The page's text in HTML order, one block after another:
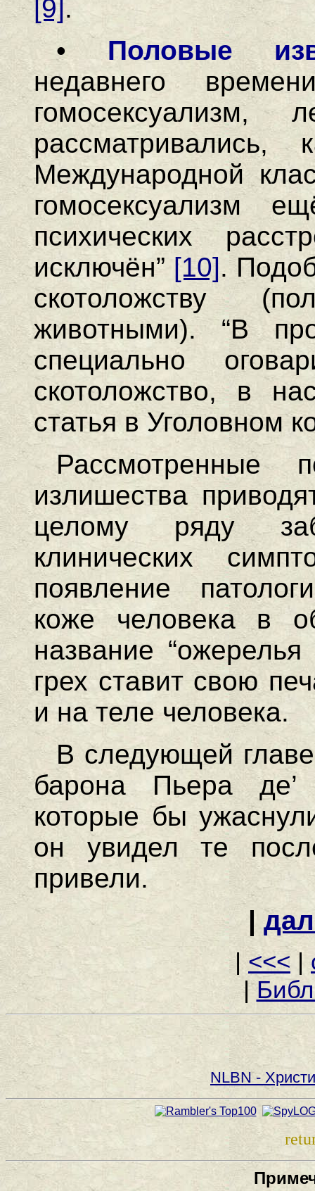
[9] .
• Половые
недавнего
гомосексуализм,
Международной
гомосексуализм
психических
исключён” [10].
скотоложству
животными). “В
специально
скотоложство, в
статья в Уголовном
Рассмотренные
излишества
целому ряду
клинических
появление
коже человека в
название
грех ставит свою
и на теле человека.
В следующей
барона Пьера де’
которые бы
он увидел те
привели.
|
|<<<|
|
NLBN -